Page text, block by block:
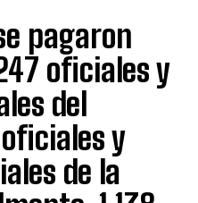
pagaron
oficiales y
del
y
de la